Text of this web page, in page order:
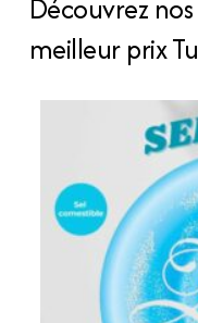
douche
du
Découvrez
meilleur prix